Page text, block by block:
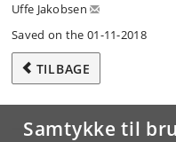
Samtykke til
Uffe Jakobsen
Saved on the 01-11-2018
TILBAGE